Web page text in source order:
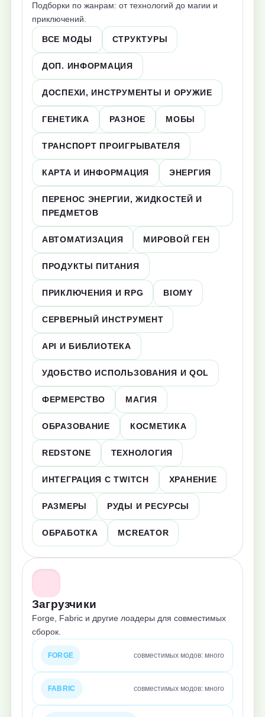
Подборки по жанрам: от технологий до магии и
приключений.
ВСЕ МОДЫ СТРУКТУРЫ
ДОП. ИНФОРМАЦИЯ
ДОСПЕХИ, ИНСТРУМЕНТЫ И ОРУЖИЕ
ГЕНЕТИКА РАЗНОЕ МОБЫ
ТРАНСПОРТ ПРОИГРЫВАТЕЛЯ
КАРТА И ИНФОРМАЦИЯ ЭНЕРГИЯ
ПЕРЕНОС ЭНЕРГИИ, ЖИДКОСТЕЙ И
ПРЕДМЕТОВ
АВТОМАТИЗАЦИЯ МИРОВОЙ ГЕН
ПРОДУКТЫ ПИТАНИЯ
ПРИКЛЮЧЕНИЯ И RPG BIOMY
СЕРВЕРНЫЙ ИНСТРУМЕНТ
API И БИБЛИОТЕКА
УДОБСТВО ИСПОЛЬЗОВАНИЯ И QOL
ФЕРМЕРСТВО МАГИЯ
ОБРАЗОВАНИЕ КОСМЕТИКА
REDSTONE ТЕХНОЛОГИЯ
ИНТЕГРАЦИЯ С TWITCH ХРАНЕНИЕ
РАЗМЕРЫ РУДЫ И РЕСУРСЫ
ОБРАБОТКА MCREATOR
Загрузчики
Forge, Fabric и другие лоадеры для совместимых
сборок.
FORGE совместимых модов: много
FABRIC совместимых модов: много